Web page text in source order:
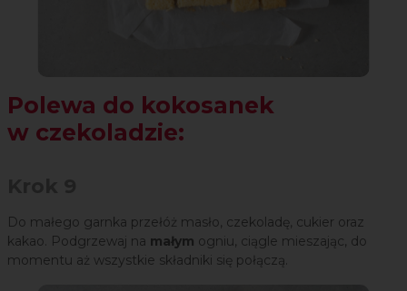
Polewa do kokosanek
w czekoladzie:
Do małego garnka przełóż masło, czekoladę, cukier oraz
kakao. Podgrzewaj na małym ogniu, ciągle mieszając, do
momentu aż wszystkie składniki się połączą.